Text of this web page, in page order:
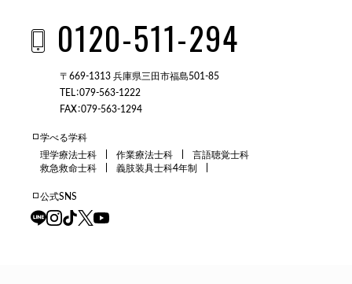
0120-511-294
〒669-1313 兵庫県三田市福島501-85
TEL：079-563-1222
FAX：079-563-1294
学べる学科
理学療法士科
作業療法士科
言語聴覚士科
救急救命士科
義肢装具士科4年制
公式SNS